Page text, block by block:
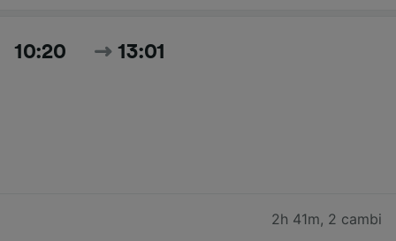
10:20 13:01
2h 41m, 2 cambi